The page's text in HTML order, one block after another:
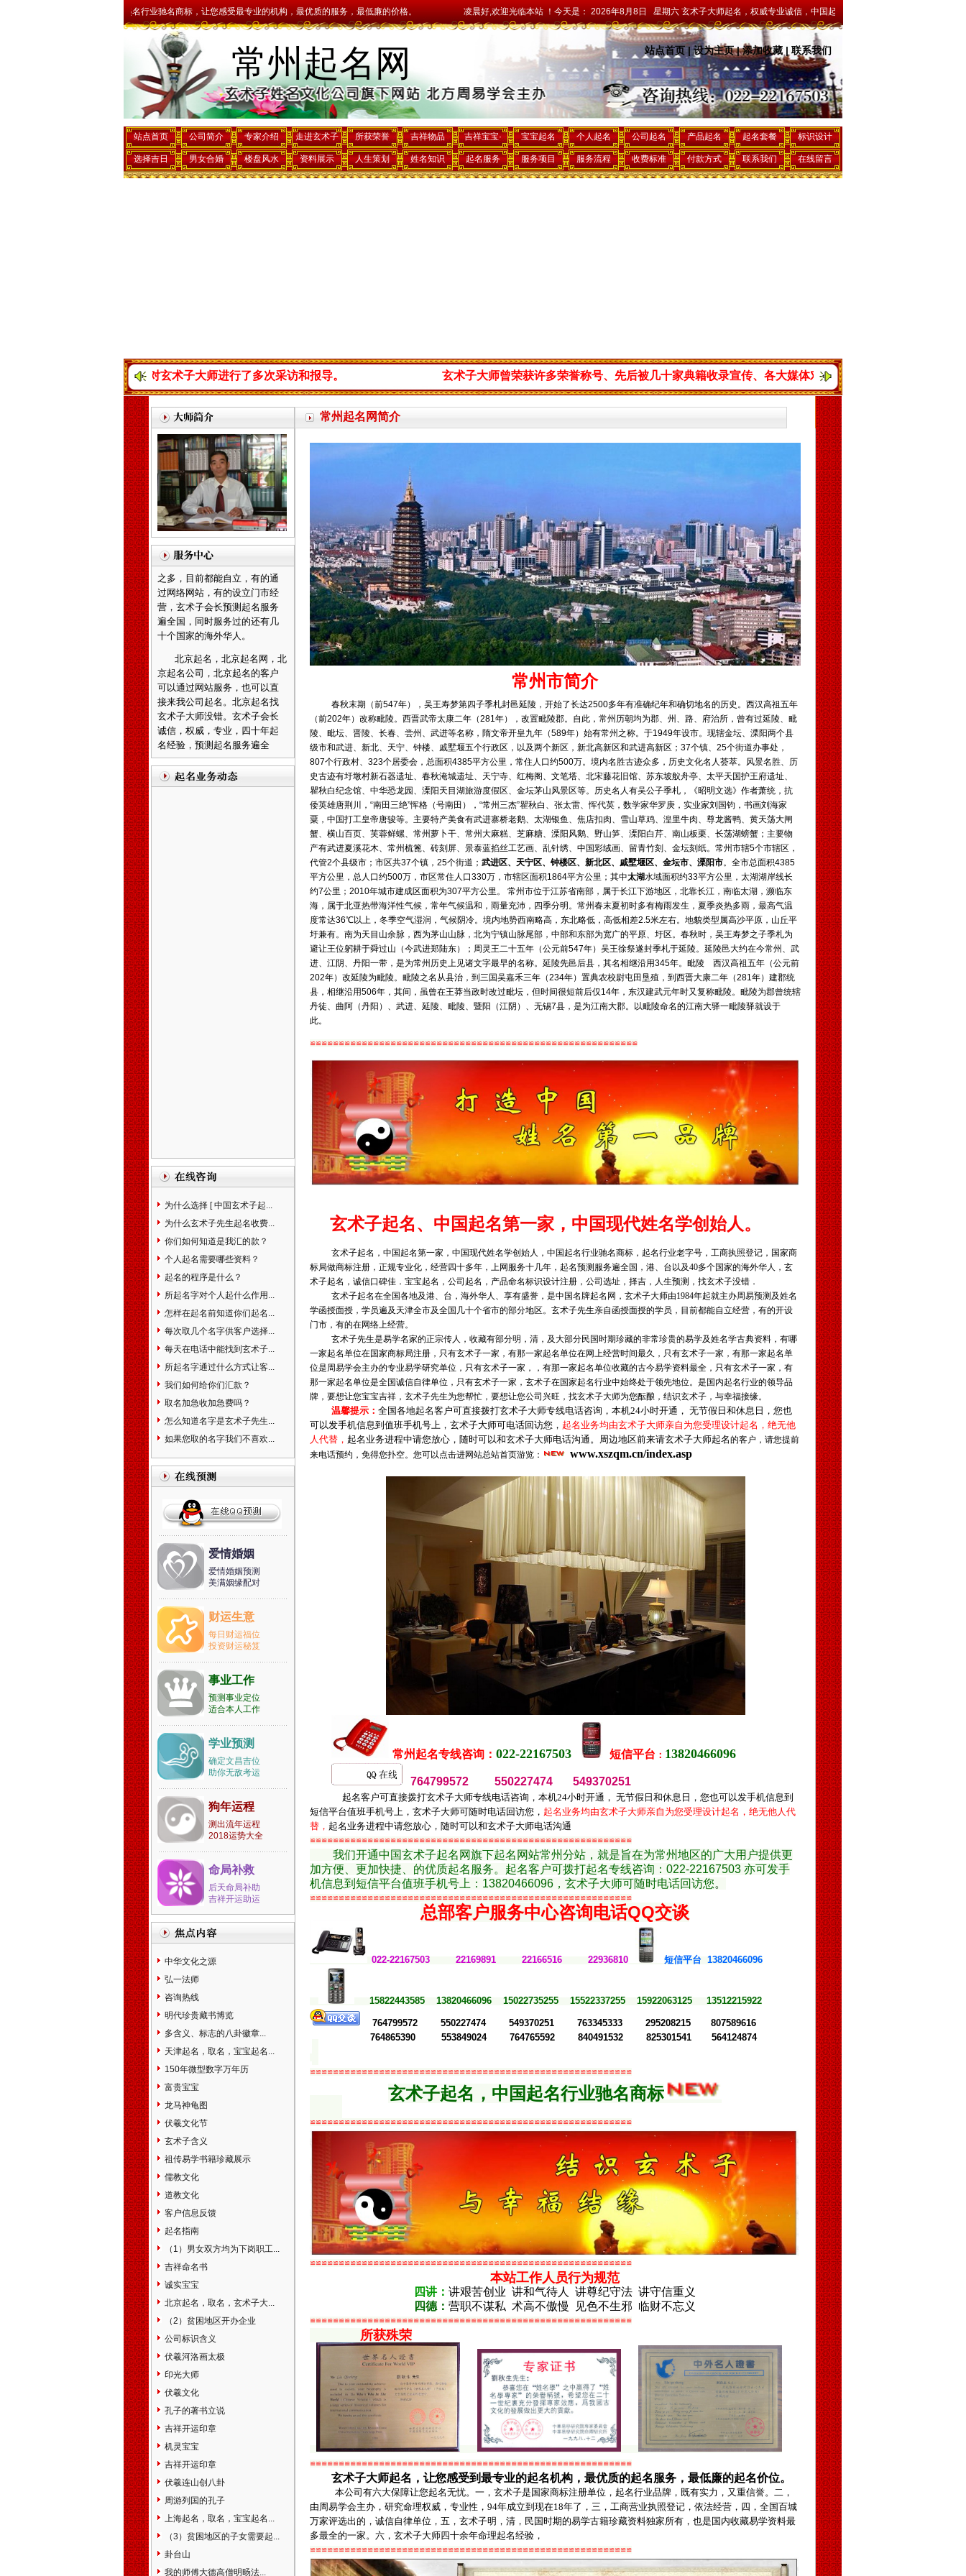
诚信，中国起名行业驰名商标，让您感受最专业的机构，最优质的服务，最低廉的价格。 凌晨好,欢迎光临本站 ！今天是：2026年8月8日 星期六 玄术子大师起名，权威专业诚信，中国起名行业驰名商标，让您感受最专业的机构，最优质
常州起名网 站点首页|设为主页|添加收藏 | 联系我们
站点首页 公司简介 专家介绍 走进玄术子 所获荣誉 吉祥物品 吉祥宝宝· 宝宝起名 个人起名 公司起名 产品起名 起名套餐 标识设计
选择吉日 男女合婚 楼盘风水 资料展示 人生策划 姓名知识 起名服务 服务项目 服务流程 收费标准 付款方式 联系我们 在线留言
传、各大媒体对玄术子大师进行了多次采访和报导。 玄术子大师曾荣获许多荣誉称号、先后被几十家典籍收录宣传、各大媒体对玄术子大师进行了多次采访和报导。
天津起名，天津起名
网，天津玄术子先生起名，玄
术子先生是国内唯一的以命理
八字为依据的命理起名大师，
是由周易学会主办，是天津唯
一的以八字命理为依据的专业
命理起名网，玄术子大师由80
年代就开始举办周易八字，八
卦及姓名学函授及面授，学会
会员遍布天津全市及周边各省
市，经我们函授及面授的会员
之多，目前都能自立，有的通
过网络网站，有的设立门市经
营， 玄术子会长预测起名服务
遍全国，同时服务过的还有几
十个国家的海外华人。
北京起名，北京起名网，北
可以通过网站服务，也可以直
接来我公司起名。北京起名找
玄术子大师没错。玄术子会长
诚信，权威，专业，四十年起
名经验，预测起名服务遍全
国，及港台，三十多个国家的
海外华人。
廊坊起名，廊坊起名网，廊
坊起名公司，廊坊宝宝起名，
萨西安咸阳兰州西宁银川乌鲁
木齐克拉玛依石河子香港台湾
字算命姓名测试打分免费婴儿
起名测名易经周易改名取名字
楼盘小区命名风水布局策划
学培训书籍光盘万年历老黄历
紫微斗数公司家庭风水调理星
相命理运程占卜起名改名周易
易经姓名学星座奇门遁甲太乙
测字解梦宝宝取名起名免费起
排盘手机号码吉凶。
天津市和平河东河西河北红
桥南开西青东丽北辰津南武清
宝坻大港塘沽滨海新区蓟县宁
宝宝个人孩子公司起名取名起
名字取名字改名字命名策划设
计预测算命择吉风水商标注册
品牌设计找玄术子先生没错！
中国起名改名大全中国地名
大全北京市东城区西城区崇文
区宣武区朝阳区海淀区丰台区
房山区通州区顺义区昌平区大
兴区怀柔区平谷区密云县延庆
县门头沟区石景山区天津市和
平区河东区河西区南开区河北
区红桥区塘沽区汉沽区大港区
东丽区西青区北辰区津南区武
清区宝坻区静海县蓟县滨海新
区河北省石家庄市张家口市承
德市保定市沧州市唐山市邢台
市邯郸市衡水市秦皇岛市廊坊
市辛集市藁城市晋州市新乐市
鹿泉市遵化市迁安市武安市南
宫市沙河市涿州市定州市安国
市泊头市任丘市黄骅市河间市
霸州市三河市冀州市深州市高
碑店市山西省太原市古交市大
同市阳泉市长治市潞城市晋城
市高平市朔州市晋中市介休市
运城市河津市永济市忻州市原
平市临汾市侯马市霍州市吕梁
市孝义市汾阳市内蒙古自治区
包头市乌海市赤峰市通辽市根
河市丰镇市满洲里市牙克石市
阿尔山市呼和浩特市霍林郭勒
市鄂尔多斯市呼伦贝尔彦淖尔
市乌兰察布市锡林浩特市二连
浩特市乌兰浩特市阿拉善左旗
辽宁省沈阳市新民市大连市庄
河市长海县鞍山市海城市抚顺
市本溪市丹东市东港市凤城市
锦州市凌海市北宁市营口市盖
州市阜新市辽阳市灯塔市盘锦
市铁岭市开原市朝阳市凌源市
北票市兴城市大石桥市瓦房店
市普兰店市调兵山市葫芦岛市
吉林省长春市九台市榆树市德
惠市吉林市舒兰市桦甸市蛟河
市磐石市四平市双辽市辽源市
通化市集安市白山市临江市松
原市白城市大安市洮南市延吉
市图们市敦化市龙井市珲春市
和龙市公主岭市梅河口市黑龙
江省阿城市尚志市双城市五常
市讷河市鹤岗市鸡西市密山市
虎林市大庆市伊春市铁力市宁
安市海林市穆棱市同江市富锦
市黑河市北安市绥化市安达市
肇东市海伦市七台河市双鸭山
市牡丹江市佳木斯市绥芬河市
哈尔滨市齐齐哈尔市五大连池
市上海市黄浦卢湾区徐汇区长
宁区静安区普陀区闸北区虹口
区杨浦区宝山区闵行区嘉定区
松江区金山区青浦区南汇区奉
贤区浦东新区江苏省南京市无
锡市江阴市宜兴市徐州市邳州
市新沂市常州市金坛市溧阳市
苏州市常熟市太仓市昆山市吴
江市南通市如皋市通州市海门
市启东市淮安市盐城市东台市
大丰市扬州市高邮市江都市仪
征市镇江市丹阳市扬中市句容
市泰州市泰兴市姜堰市靖江市
兴化市宿迁市连云港市张家港
市浙江省杭州市建德市富阳市
临安市宁波市余姚市慈溪市奉
化市温州市瑞安市乐清市嘉兴
市海宁市平湖市桐乡市湖州市
绍兴市诸暨市上虞市嵊州市金
华市兰溪市义乌市东阳市永康
市衢州市江山市舟山市台州市
临海市丽水市龙泉市安徽省合
肥市芜湖市蚌埠市淮南市淮北
为什么选择 [ 中国玄术子起...
为什么玄术子先生起名收费...
你们如何知道是我汇的款？
个人起名需要哪些资料？
起名的程序是什么？
所起名字对个人起什么作用...
怎样在起名前知道你们起名...
每次取几个名字供客户选择...
每天在电话中能找到玄术子...
所起名字通过什么方式让客...
我们如何给你们汇款？
取名加急收加急费吗？
怎么知道名字是玄术子先生...
如果您取的名字我们不喜欢...
爱情婚姻
爱情婚姻预测
美满姻缘配对
财运生意
每日财运福位
投资财运秘笈
事业工作
预测事业定位
适合本人工作
学业预测
确定文昌吉位
助你无敌考运
狗年运程
测出流年运程
2018运势大全
命局补救
后天命局补助
吉祥开运助运
中华文化之源
弘一法师
咨询热线
明代珍贵藏书博览
多含义、标志的八卦徽章...
天津起名，取名，宝宝起名...
150年微型数字万年历
富贵宝宝
龙马神龟图
伏羲文化节
玄术子含义
祖传易学书籍珍藏展示
儒教文化
道教文化
客户信息反馈
起名指南
（1）男女双方均为下岗职工...
吉祥命名书
诚实宝宝
北京起名，取名，玄术子大...
（2）贫困地区开办企业
公司标识含义
伏羲河洛画太极
印光大师
伏羲文化
孔子的著书立说
吉祥开运印章
机灵宝宝
吉祥开运印章
伏羲连山创八卦
周游列国的孔子
上海起名，取名，宝宝起名...
（3）贫困地区的子女需要起...
卦台山
我的师傅大德高僧明旸法...
常州起名网简介
常州市简介
春秋末期（前547年），吴王寿梦第四子季札封邑延陵，开始了长达2500多年有准确纪年和确切地名的历史。西汉高祖五年
（前202年）改称毗陵。 西晋武帝太康二年（281年），改置毗陵郡。自此，常州历朝均为郡、州、路、府治所，曾有过延陵、毗
陵、毗坛、晋陵、长春、尝州、 武进等名称，隋文帝开皇九年（589年）始有常州之称。于1949年设市。现辖金坛、溧阳两个县
级市和武进、新北、天宁、钟楼、戚墅堰五个行政区，以及两个新区，新北高新区和武进高新区；37个镇、25个街道办事处，
807个行政村、323个居委会，总面积4385平方公里，常住人口约500万。境内名胜古迹众多，历史文化名人荟萃。风景名胜、历
史古迹有圩墩村新石器遗址、 春秋淹城遗址、 天宁寺、 红梅阁、 文笔塔、北宋藤花旧馆、苏东坡舣舟亭、 太平天国护王府遗址、
瞿秋白纪念馆、 中华恐龙园 、溧阳天目湖旅游度假区、金坛茅山风景区等。历史名人有吴公子季札，《昭明文选》作者萧统，抗
倭英雄唐荆川 ，“南田三绝”恽格（号南田），“常州三杰”瞿秋白 、 张太雷、恽代英，数学家华罗庚，实业家刘国钧，书画刘海家
粟，中国打工皇帝唐骏等。主要特产美食有武进寨桥老鹅、太湖银鱼、焦店扣肉、雪山草鸡、湟里牛肉、尊龙酱鸭、 黄天荡大闸
蟹、横山百页、芙蓉鲜螺、常州萝卜干、常州大麻糕、 芝麻糖、溧阳风鹅、野山笋、溧阳白芹、南山板栗、长荡湖螃蟹；主要物
产有武进夏溪花木、常州梳篦、砖刻屏、景泰蓝掐丝工艺画、乱针绣、中国彩绒画、留青竹刻、金坛刻纸。常州市辖5个市辖区，
代管2个县级市；市区共37个镇，25个街道； 武进区、 天宁区、 钟楼区、 新北区、 戚墅堰区、 金坛市、 溧阳市。全市总面积4385
平方公里，总人口约500万，市区常住人口330万，市辖区面积1864平方公里；其中太湖水域面积约33平方公里，太湖湖岸线长
约7公里；2010年城市建成区面积为307平方公里。 常州市位于江苏省南部，属于长江下游地区，北靠长江，南临太湖，濒临东
海，属于北亚热带海洋性气候，常年气候温和，雨量充沛，四季分明。常州春末夏初时多有梅雨发生，夏季炎热多雨，最高气温
度常达36℃以上，冬季空气湿润，气候阴冷。境内地势西南略高，东北略低，高低相差2.5米左右。地貌类型属高沙平原，山丘平
圩兼有。南为天目山余脉，西为茅山山脉，北为宁镇山脉尾部，中部和东部为宽广的平原、圩区。春秋时，吴王寿梦之子季札为
避让王位躬耕于舜过山（今武进郑陆东）；周灵王二十五年（公元前547年）吴王徐祭遂封季札于延陵。延陵邑大约在今常州、武
进、江阴、丹阳一带，是为常州历史上见诸文字最早的名称。延陵先邑后县，其名相继沿用345年。毗陵 西汉高祖五年（公元前
202年）改延陵为毗陵。毗陵之名从县治，到三国吴嘉禾三年（234年）置典农校尉屯田垦殖，到西晋大康二年（281年）建郡统
县，相继沿用506年，其间，虽曾在王莽当政时改过毗坛，但时间很短前后仅14年，东汉建武元年时又复称毗陵。毗陵为郡曾统辖
丹徒、曲阿（丹阳）、武进、延陵、毗陵、暨阳（江阴）、无锡7县，是为江南大郡。以毗陵命名的江南大驿一毗陵驿就设于
此。
≌≌≌≌≌≌≌≌≌≌≌≌≌≌≌≌≌≌≌≌≌≌≌≌≌≌≌≌≌≌≌≌≌≌≌≌≌≌≌≌≌≌≌≌≌≌≌≌≌≌≌≌≌≌≌≌≌
玄术子起名、中国起名第一家，中国现代姓名学创始人。
玄术子起名， 中国起名第一家，中国现代姓名学创始人，中国起名行业驰名商标， 起名行业老字号，工商执照登记，国家商
标局做商标注册，正规专业化，经营四十多年，上网服务十几年，起名预测服务遍全国，港、台以及40多个国家的海外华人，玄
术子起名，诚信口碑佳．宝宝起名，公司起名，产品命名标识设计注册，公司选址，择吉，人生预测，找玄术子没错．
玄术子起名在全国各地及港、台，海外华人、享有盛誉，是中国名牌起名网， 玄术子大师由1984年起就主办周易预测及姓名
学函授面授，学员遍及天津全市及全国几十个省市的部分地区。玄术子先生亲自函授面授的学员，目前都能自立经营，有的开设
门市，有的在网络上经营。
玄术子先生是易学名家的正宗传人，收藏有部分明，清，及大部分民国时期珍藏的非常珍贵的易学及姓名学古典资料， 有哪
一家起名单位在国家商标局注册，只有玄术子一家，有那一家起名单位在网上经营时间最久，只有玄术子一家，有那一家起名单
位是周易学会主办的专业易学研究单位，只有玄术子一家，，有那一家起名单位收藏的古今易学资料最全，只有玄术子一家，有
那一家起名单位是全国诚信自律单位，只有玄术子一家，玄术子在国家起名行业中始终处于领先地位。是国内起名行业的领导品
牌，要想让您宝宝吉祥，玄术子先生为您帮忙，要想让您公司兴旺，找玄术子大师为您酝酿，结识玄术子，与幸福接缘。
温馨提示： 全国各地起名客户可直接拨打玄术子大师专线电话咨询，本机24小时开通， 无节假日和休息日，您也
可以发手机信息到值班手机号上，玄术子大师可电话回访您， 起名业务均由玄术子大师亲自为您受理设计起名，绝无他
人代替， 起名业务进程中请您放心，随时可以和玄术子大师电话沟通。周边地区前来请玄术子大师起名的客户，请您提前
来电话预约，免得您扑空。您可以点击进网站总站首页游览：
www.xszqm.cn/index.asp
常州起名专线咨询： 022-22167503 短信平台 ： 13820466096
764799572 550227474 549370251
起名客户可直接拨打玄术子大师专线电话咨询，本机24小时开通， 无节假日和休息 日，您也可以发手机信息到
短信平台值班手机号上，玄术子大师可随时电话回访您， 起名业务均由玄术子大师亲自为您受理设计起名，绝无他人代
替， 起名业务进程中请您放心，随时可以和玄术子大师电话沟通
≌≌≌≌≌≌≌≌≌≌≌≌≌≌≌≌≌≌≌≌≌≌≌≌≌≌≌≌≌≌≌≌≌≌≌≌≌≌≌≌≌≌≌≌≌≌≌≌≌≌≌≌≌≌≌≌
我们开通中国玄术子起名网旗下起名网站常州分站，就是旨在为常州地区的广大用户提供更
加方便、更加快捷、的优质起名服务。起名客户可拨打起名专线咨询：022-22167503 亦可发手
机信息到短信平台值班手机号上：13820466096，玄术子大师可随时电话回访您。
≌≌≌≌≌≌≌≌≌≌≌≌≌≌≌≌≌≌≌≌≌≌≌≌≌≌≌≌≌≌≌≌≌≌≌≌≌≌≌≌≌≌≌≌≌≌≌≌≌≌≌≌≌≌≌≌
总部客户服务中心咨询电话QQ交谈
022-22167503 22169891 22166516 22936810 短信平台 13820466096
15822443585 13820466096 15022735255 15522337255 15922063125 13512215922
764799572 550227474 549370251 763345333 295208215 807589616
764865390 553849024 764765592 840491532 825301541 564124874
≌≌≌≌≌≌≌≌≌≌≌≌≌≌≌≌≌≌≌≌≌≌≌≌≌≌≌≌≌≌≌≌≌≌≌≌≌≌≌≌≌≌≌≌≌≌≌≌≌≌≌≌≌≌≌≌
玄术子起名，中国起名行业驰名商标
≌≌≌≌≌≌≌≌≌≌≌≌≌≌≌≌≌≌≌≌≌≌≌≌≌≌≌≌≌≌≌≌≌≌≌≌≌≌≌≌≌≌≌≌≌≌≌≌≌≌≌≌≌≌≌≌
≌≌≌≌≌≌≌≌≌≌≌≌≌≌≌≌≌≌≌≌≌≌≌≌≌≌≌≌≌≌≌≌≌≌≌≌≌≌≌≌≌≌≌≌≌≌≌≌≌≌≌≌≌≌≌≌
本站工作人员行为规范
四讲： 讲艰苦创业 讲和气待人 讲尊纪守法 讲守信重义
四德： 营职不谋私 术高不傲慢 见色不生邪 临财不忘义
≌≌≌≌≌≌≌≌≌≌≌≌≌≌≌≌≌≌≌≌≌≌≌≌≌≌≌≌≌≌≌≌≌≌≌≌≌≌≌≌≌≌≌≌≌≌≌≌≌≌≌≌≌≌≌≌
所获殊荣
≌≌≌≌≌≌≌≌≌≌≌≌≌≌≌≌≌≌≌≌≌≌≌≌≌≌≌≌≌≌≌≌≌≌≌≌≌≌≌≌≌≌≌≌≌≌≌≌≌≌≌≌≌≌≌≌
玄术子大师起名，让您感受到最专业的起名机构，最优质的起名服务，最低廉的起名价位。
本公司有六大保障让您起名无忧。一，玄术子是国家商标注册单位，起名行业品牌，既有实力，又重信誉。二，
由周易学会主办，研究命理权威，专业性， 94年成立到现在18年了，三，工商营业执照登记，依法经营，四，全国百城
万家评选出的，诚信自律单位，五，玄术子明，清，民国时期的易学古籍珍藏资料独家所有，也是国内收藏易学资料最
多最全的一家。六，玄术子大师四十余年命理起名经验，
≌≌≌≌≌≌≌≌≌≌≌≌≌≌≌≌≌≌≌≌≌≌≌≌≌≌≌≌≌≌≌≌≌≌≌≌≌≌≌≌≌≌≌≌≌≌≌≌≌≌≌≌≌≌≌≌